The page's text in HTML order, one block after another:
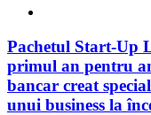
Pachetul Start-
primul an pentru
bancar creat
unui business la